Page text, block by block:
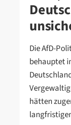
Die AfD-
behauptet
hätten